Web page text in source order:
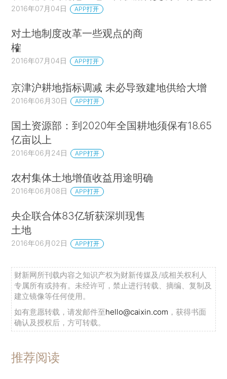
2016年07月04日 APP打开
对土地制度改革一些观点的商
榷
2016年07月04日 APP打开
京津沪耕地指标调减 未必导致建地供给大增
2016年06月30日 APP打开
国土资源部：到2020年全国耕地须保有18.65
亿亩以上
2016年06月24日 APP打开
农村集体土地增值收益用途明确
2016年06月08日 APP打开
央企联合体83亿斩获深圳现售
土地
2016年06月02日 APP打开
财新网所刊载内容之知识产权为财新传媒及/或相关权利人
专属所有或持有。未经许可，禁止进行转载、摘编、复制及
建立镜像等任何使用。
如有意愿转载，请发邮件至hello@caixin.com ，获得书面
确认及授权后，方可转载。
推荐阅读